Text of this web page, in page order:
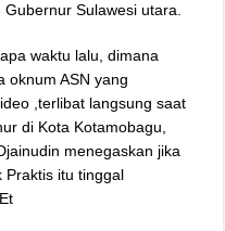
Sulawesi utara.
waktu lalu, dimana
oknum ASN yang
,terlibat langsung saat
di Kota Kotamobagu,
menegaskan jika
Praktis itu tinggal